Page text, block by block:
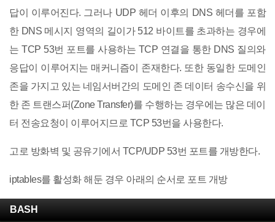
답이 이루어진다. 그러나 UDP 헤더 이후의 DNS 헤더를 포함
한 DNS 메시지 영역의 길이가 512 바이트를 초과하는 경우에
는 TCP 53번 포트를 사용하는 TCP 연결을 통한 DNS 질의와
응답이 이루어지는 매커니즘이 존재한다. 또한 동일한 도메인
존을 가지고 있는 네임서버간의 도메인 존 데이터 송수신을 위
한 존 트랜스퍼(Zone Transfer)를 수행하는 경우에는 많은 데이
터 전송요청이 이루어지므로 TCP 53번을 사용한다.
고로 방화벽 및 공유기에서 TCP/UDP 53번 포트를 개방한다.
iptables를 활성화 해둔 경우 아래의 순서로 포트 개방
BASH